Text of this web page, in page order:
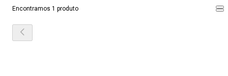
Encontramos 1 produto